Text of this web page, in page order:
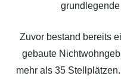
Zuvor bestand bereits
gebaute
mehr als 35